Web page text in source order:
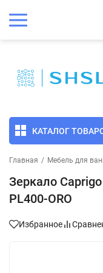
КАТАЛОГ
Главная / Мебель для
Зеркало
PL400-ORO
Избранное